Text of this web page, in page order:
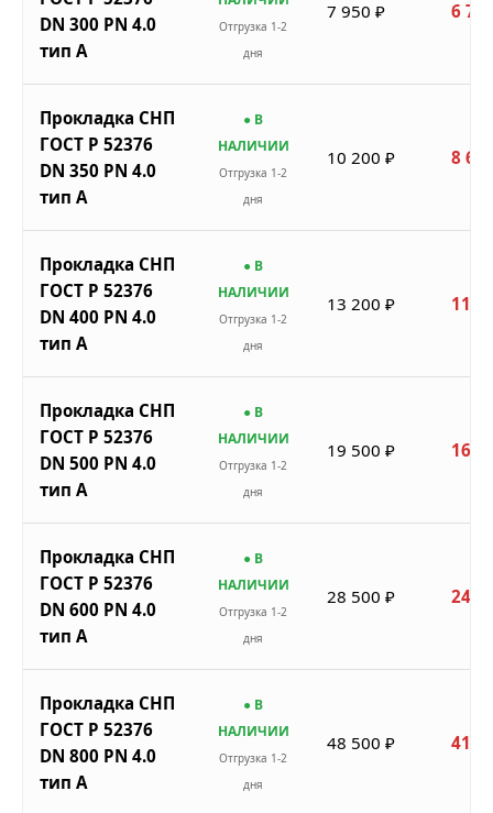
DN 300 PN 4.0
тип A
Отгрузка 1-2
дня
7 950 ₽ 6
Прокладка СНП
ГОСТ Р 52376
DN 350 PN 4.0
тип A
● В
НАЛИЧИИ
Отгрузка 1-2
дня
10 200 ₽ 8
Прокладка СНП
ГОСТ Р 52376
DN 400 PN 4.0
тип A
● В
НАЛИЧИИ
Отгрузка 1-2
дня
13 200 ₽ 11
Прокладка СНП
ГОСТ Р 52376
DN 500 PN 4.0
тип A
● В
НАЛИЧИИ
Отгрузка 1-2
дня
19 500 ₽ 16
Прокладка СНП
ГОСТ Р 52376
DN 600 PN 4.0
тип A
● В
НАЛИЧИИ
Отгрузка 1-2
дня
28 500 ₽ 24
Прокладка СНП
ГОСТ Р 52376
DN 800 PN 4.0
тип A
● В
НАЛИЧИИ
Отгрузка 1-2
дня
48 500 ₽ 41